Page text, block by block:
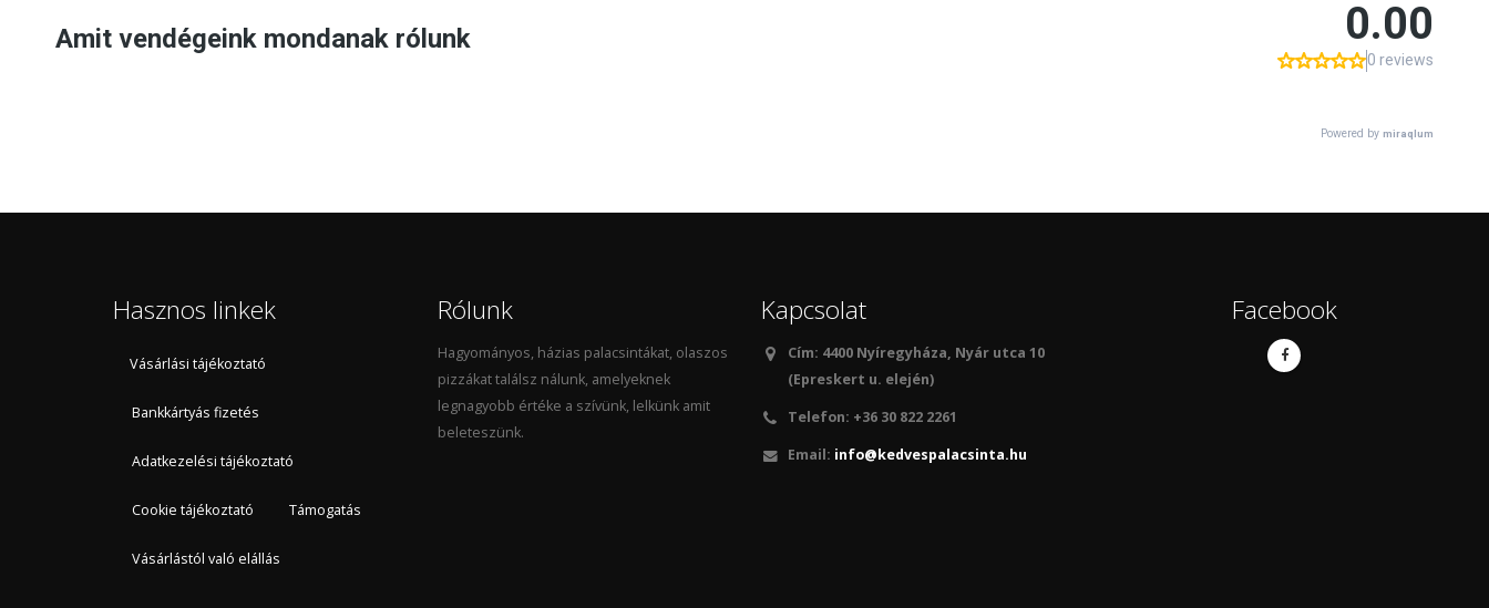
Hasznos linkek
Vásárlási tájékoztató
Bankkártyás fizetés
Adatkezelési tájékoztató
Cookie tájékoztató Támogatás
Vásárlástól való elállás
Rólunk
Hagyományos, házias palacsintákat, olaszos
pizzákat találsz nálunk, amelyeknek
legnagyobb értéke a szívünk, lelkünk amit
beleteszünk.
Kapcsolat
Cím: 4400 Nyíregyháza, Nyár utca 10
(Epreskert u. elején)
Telefon: +36 30 822 2261
Email: info@kedvespalacsinta.hu
Facebook